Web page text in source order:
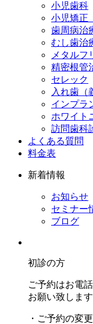
小児歯科
小児矯正
歯周病治
むし歯治
メタルフ
精密根管
セレック
入れ歯（
インプラ
ホワイト
訪問歯科
よくある質問
料金表
新着情報
お知らせ
セミナー
ブログ
初診の方
ご予約はお電
お願い致します
・ご予約の変